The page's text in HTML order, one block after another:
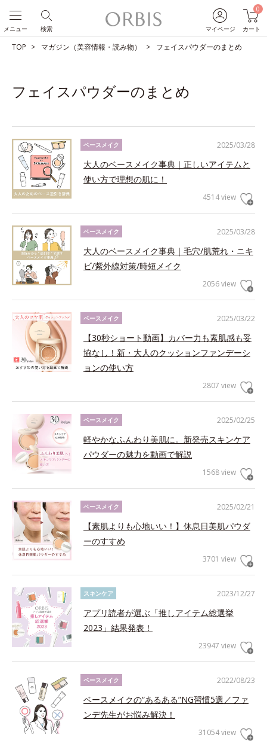
マイページ
0
カート
検索
メニュー
TOP マガジン（美容情報・読み物） フェイスパウダーのまとめ
フェイスパウダーのまとめ
2025/03/28
ベースメイク
大人のベースメイク事典｜正しいアイテムと
使い方で理想の肌に！
4514 view
2025/03/28
ベースメイク
大人のベースメイク事典｜毛穴/肌荒れ・ニキ
ビ/紫外線対策/時短メイク
2056 view
2025/03/22
ベースメイク
【30秒ショート動画】カバー力も素肌感も妥
協なし！新・大人のクッションファンデーシ
ョンの使い方
2807 view
2025/02/25
ベースメイク
軽やかなふんわり美肌に。新発売スキンケア
パウダーの魅力を動画で解説
1568 view
2025/02/21
ベースメイク
【素肌よりも心地いい！】休息日美肌パウダ
ーのすすめ
3701 view
2023/12/27
スキンケア
アプリ読者が選ぶ「推しアイテム総選挙
2023」結果発表！
23947 view
2022/08/23
ベースメイク
ベースメイクの“あるある”NG習慣5選／ファ
ンデ先生がお悩み解決！
31054 view